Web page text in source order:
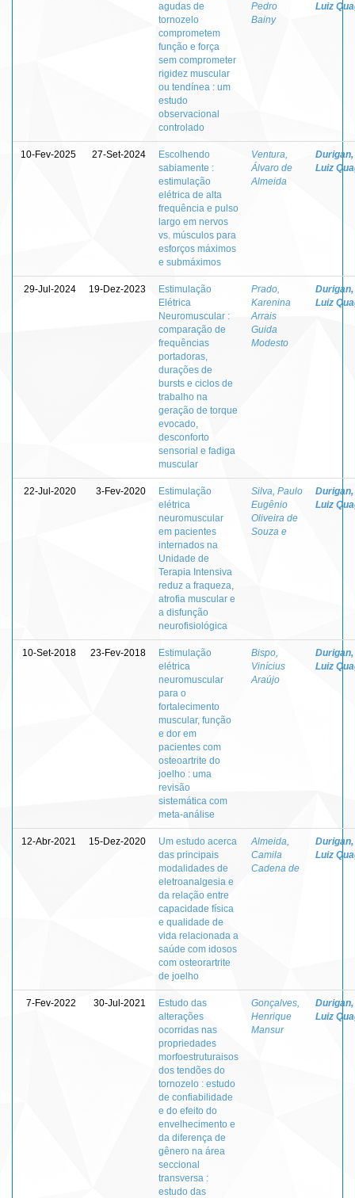
agudas de
tornozelo
comprometem
função e força
sem comprometer
rigidez muscular
ou tendínea : um
estudo
observacional
controlado
Pedro
Bainy
Luiz
10-Fev-2025 27-Set-2024
Escolhendo
sabiamente :
estimulação
elétrica de alta
frequência e pulso
largo em nervos
vs. músculos para
esforços máximos
e submáximos
Ventura,
Álvaro de
Almeida
Luiz
29-Jul-2024 19-Dez-2023
Estimulação
Elétrica
Neuromuscular :
comparação de
frequências
portadoras,
durações de
bursts e ciclos de
trabalho na
geração de torque
evocado,
desconforto
sensorial e fadiga
muscular
Prado,
Karenina
Arrais
Guida
Modesto
Luiz
22-Jul-2020 3-Fev-2020
Estimulação
elétrica
neuromuscular
em pacientes
internados na
Unidade de
Terapia Intensiva
reduz a fraqueza,
atrofia muscular e
a disfunção
neurofisiológica
Silva, Paulo
Eugênio
Oliveira de
Souza e
Luiz
10-Set-2018 23-Fev-2018
Estimulação
elétrica
neuromuscular
para o
fortalecimento
muscular, função
e dor em
pacientes com
osteoartrite do
joelho : uma
revisão
sistemática com
meta-análise
Bispo,
Vinícius
Araújo
Luiz
12-Abr-2021 15-Dez-2020
Um estudo acerca
das principais
modalidades de
eletroanalgesia e
da relação entre
capacidade física
e qualidade de
vida relacionada a
saúde com idosos
com osteorartrite
de joelho
Almeida,
Camila
Cadena de
Luiz
7-Fev-2022 30-Jul-2021
Estudo das
alterações
ocorridas nas
propriedades
morfoestruturaisos
dos tendões do
tornozelo : estudo
de confiabilidade
e do efeito do
envelhecimento e
da diferença de
gênero na área
seccional
transversa :
estudo das
Gonçalves,
Henrique
Mansur
Luiz